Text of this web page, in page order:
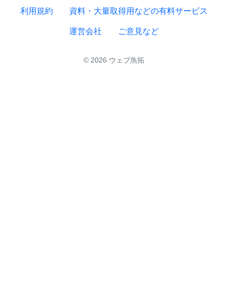
利用規約 資料・大量取得用などの有料サービス
運営会社 ご意見など
© 2026 ウェブ魚拓